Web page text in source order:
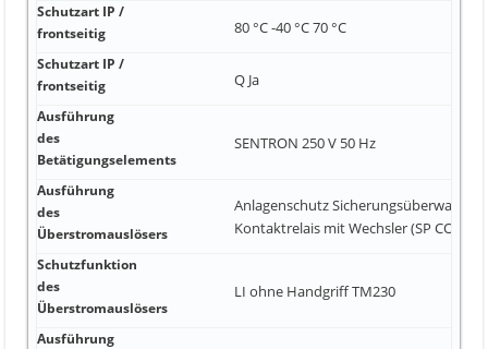
Schutzart IP /
frontseitig
80 °C -40 °C 70 °C
Schutzart IP /
frontseitig
Q Ja
Ausführung
des
Betätigungselements
SENTRON 250 V 50 Hz
Ausführung
des
Überstromauslösers
Anlagenschutz
Kontaktrelais mit Wechsler (SP CO)
Schutzfunktion
des
Überstromauslösers
LI ohne Handgriff TM230
Ausführung